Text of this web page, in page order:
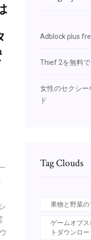
Adblock plus
Thief 2を無料
女性のセクシ
ド
Tag Clouds
果物と野菜
ゲームオブ
トダウンロー